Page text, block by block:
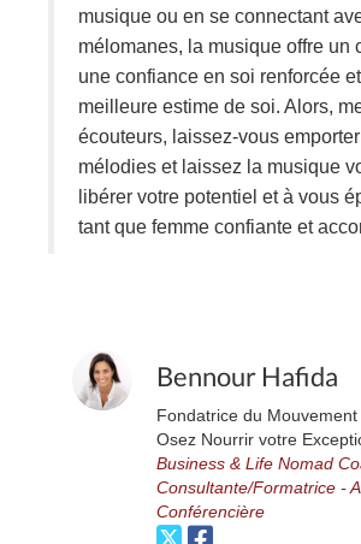
musique ou en se connectant
mélomanes, la musique offre un
une confiance en soi renforcée
meilleure estime de soi. Alors,
écouteurs, laissez-vous
mélodies et laissez la musique
libérer votre potentiel et à vous
tant que femme confiante et
Bennour Hafida
Fondatrice du Mouvement
Osez Nourrir votre
Business & Life Nomad
Consultante/Formatrice -
Conférencière